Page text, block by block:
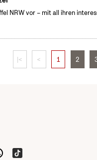
NRW vor – mit all ihren
|< < 1 2